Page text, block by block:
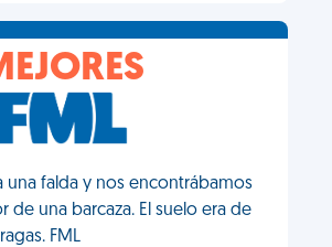
una falda y nos encontrábamos
de una barcaza. El suelo era de
FML